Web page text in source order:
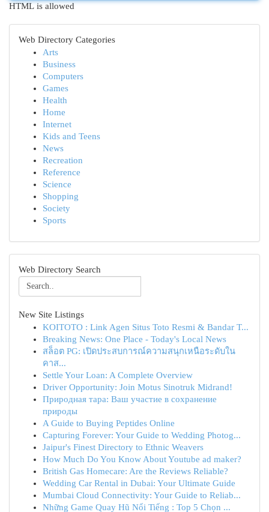
HTML is allowed
Web Directory Categories
Arts
Business
Computers
Games
Health
Home
Internet
Kids and Teens
News
Recreation
Reference
Science
Shopping
Society
Sports
Web Directory Search
New Site Listings
KOITOTO : Link Agen Situs Toto Resmi & Bandar T...
Breaking News: One Place - Today's Local News
สล็อต PG: เปิดประสบการณ์ความสนุกเหนือระดับใน
คาส...
Settle Your Loan: A Complete Overview
Driver Opportunity: Join Motus Sinotruk Midrand!
Природная тара: Ваш участие в сохранение
природы
A Guide to Buying Peptides Online
Capturing Forever: Your Guide to Wedding Photog...
Jaipur's Finest Directory to Ethnic Weavers
How Much Do You Know About Youtube ad maker?
British Gas Homecare: Are the Reviews Reliable?
Wedding Car Rental in Dubai: Your Ultimate Guide
Mumbai Cloud Connectivity: Your Guide to Reliab...
Những Game Quay Hũ Nổi Tiếng : Top 5 Chọn ...